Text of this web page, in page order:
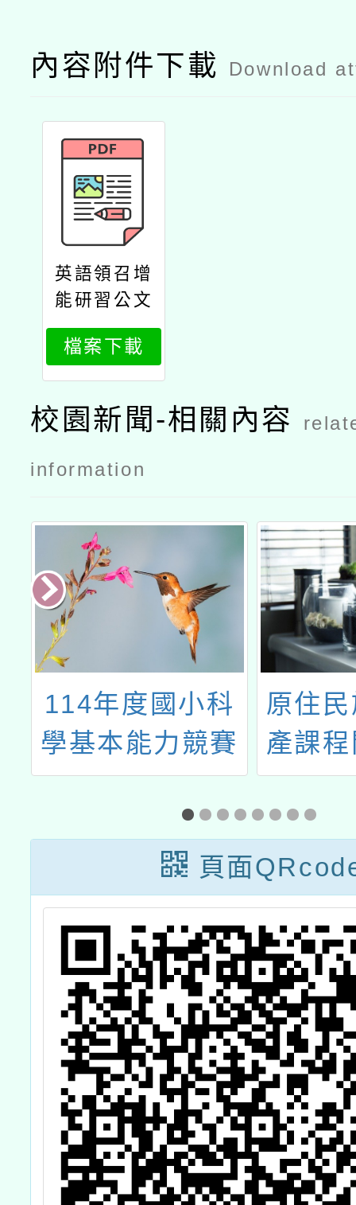
內容附件下載 Download
英語領召增
能研習公文
檔案下載
校園新聞-相關內容
information
114年度國小科
學基本能力競賽
初賽因故調整辦
原住
產課
題融入
走讀
開發
年第1
頁面